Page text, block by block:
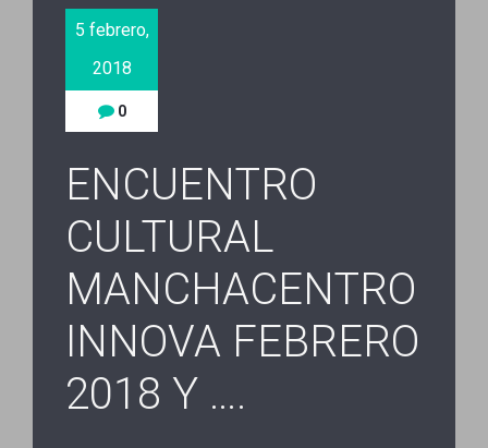
5 febrero,
2018
0
ENCUENTRO
CULTURAL
MANCHACENTRO
INNOVA FEBRERO
2018 Y ….